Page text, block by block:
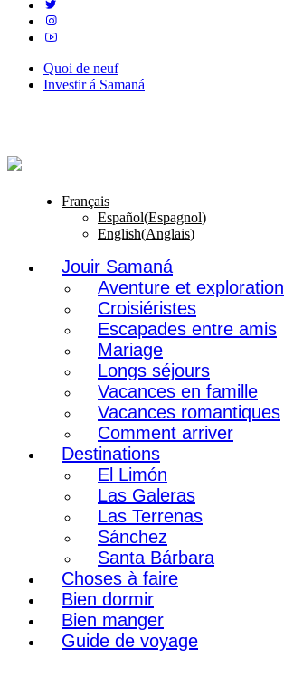
Quoi de neuf
Investir á Samaná
Français
Español(Espagnol)
English(Anglais)
Jouir Samaná
Aventure et exploration
Croisiéristes
Escapades entre amis
Mariage
Longs séjours
Vacances en famille
Vacances romantiques
Comment arriver
Destinations
El Limón
Las Galeras
Las Terrenas
Sánchez
Santa Bárbara
Choses à faire
Bien dormir
Bien manger
Guide de voyage